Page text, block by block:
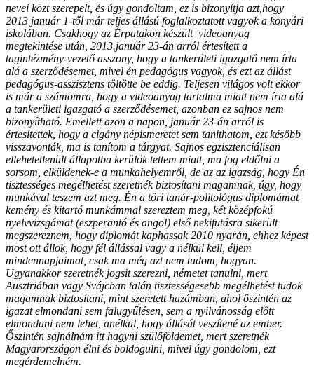
nevei közt szerepelt, és úgy gondoltam, ez is bizonyítja azt,hogy
2013 január 1-től már teljes állású foglalkoztatott vagyok a konyári
iskolában. Csakhogy az Érpatakon készült videoanyag
megtekintése után, 2013.január 23-án arról értesített a
tagintézmény-vezető asszony, hogy a tankerületi igazgató nem írta
alá a szerződésemet, mivel én pedagógus vagyok, és ezt az állást
pedagógus-asszisztens töltötte be eddig. Teljesen világos volt ekkor
is már a számomra, hogy a videoanyag tartalma miatt nem írta alá
a tankerületi igazgató a szerződésemet, azonban ez sajnos nem
bizonyítható. Emellett azon a napon, január 23-án arról is
értesítettek, hogy a cigány népismeretet sem taníthatom, ezt később
visszavonták, ma is tanítom a tárgyat. Sajnos egzisztenciálisan
ellehetetlenült állapotba kerülök tettem miatt, ma fog eldőlni a
sorsom, elküldenek-e a munkahelyemről, de az az igazság, hogy Én
tisztességes megélhetést szeretnék biztosítani magamnak, úgy, hogy
munkával teszem azt meg. Én a töri tanár-politológus diplomámat
kemény és kitartó munkámmal szereztem meg, két középfokú
nyelvvizsgámat (eszperantó és angol) első nekifutásra sikerült
megszereznem, hogy diplomát kaphassak 2010 nyarán, ehhez képest
most ott állok, hogy fél állással vagy a nélkül kell, éljem
mindennapjaimat, csak ma még azt nem tudom, hogyan.
Ugyanakkor szeretnék jogsit szerezni, németet tanulni, mert
Ausztriában vagy Svájcban talán tisztességesebb megélhetést tudok
magamnak biztosítani, mint szeretett hazámban, ahol őszintén az
igazat elmondani sem falugyűlésen, sem a nyilvánosság előtt
elmondani nem lehet, anélkül, hogy állását veszítené az ember.
Őszintén sajnálnám itt hagyni szülőföldemet, mert szeretnék
Magyarországon élni és boldogulni, mivel úgy gondolom, ezt
megérdemelném.